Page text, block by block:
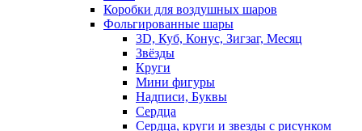
Коробки для воздушных шаров
Фольгированные шары
3D, Куб, Конус, Зигзаг, Месяц
Звёзды
Круги
Мини фигуры
Надписи, Буквы
Сердца
Сердца, круги и звезды с рисунком